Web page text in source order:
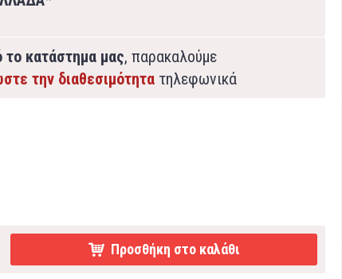
κατάστημα μας, παρακαλούμε
την διαθεσιμότητατηλεφωνικά
Προσθήκη στο καλάθι